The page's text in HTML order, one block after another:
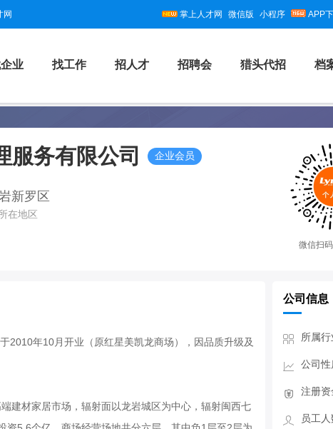
网 掌上人才网 微信版 小程序 APP
业 找工作 招人才 招聘会 猎头代招 档
服务有限公司 企业会员
新罗区
所在地区
微信扫
2010年10月开业（原红星美凯龙商场），因品质升级及
建材家居市场，辐射面以龙岩城区为中心，辐射闽西七
公司信息
所属
公司性
注册
员工